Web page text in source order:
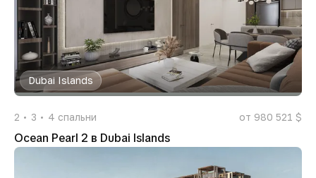
Dubai Islands
2 3 4 спальни от 980 521 $
Ocean Pearl 2 в Dubai Islands